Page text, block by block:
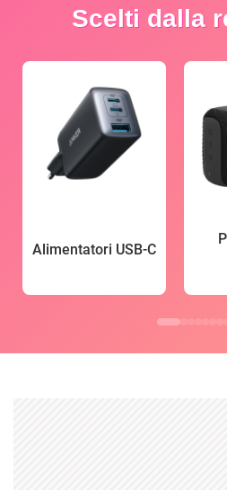
Scelti dalla
Alimentatori USB-C